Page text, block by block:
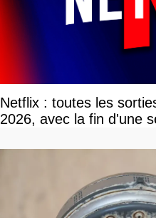
Netflix : toutes les
2026, avec la fin d'une